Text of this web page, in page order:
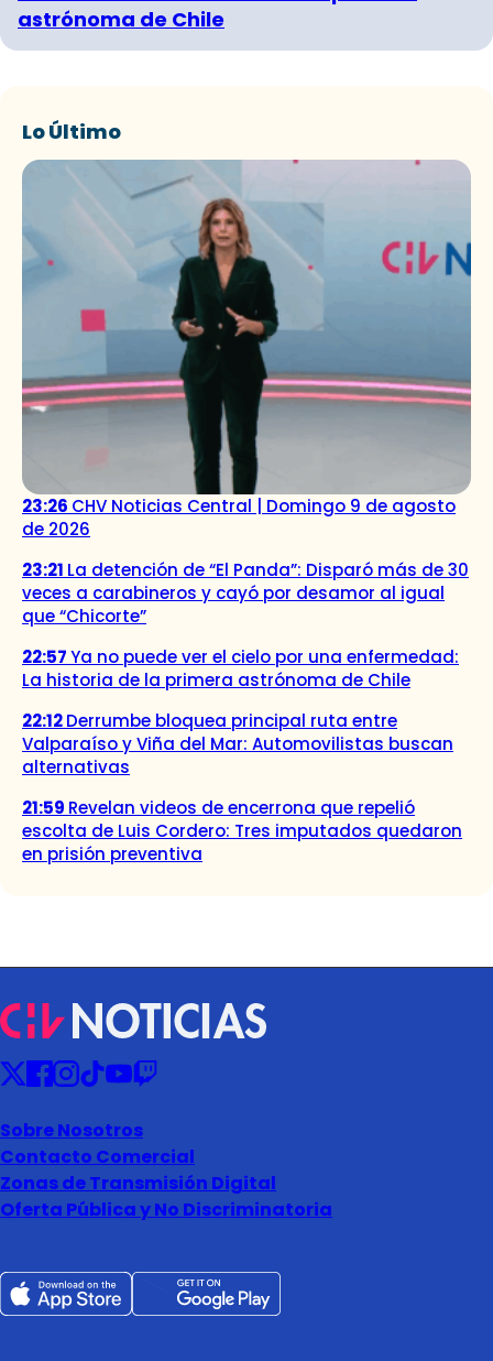
astrónoma de Chile
Lo Último
23:26 CHV Noticias Central | Domingo 9 de agosto
de 2026
23:21 La detención de “El Panda”: Disparó más de 30
veces a carabineros y cayó por desamor al igual
que “Chicorte”
22:57Ya no puede ver el cielo por una enfermedad:
La historia de la primera astrónoma de Chile
22:12Derrumbe bloquea principal ruta entre
Valparaíso y Viña del Mar: Automovilistas buscan
alternativas
21:59 Revelan videos de encerrona que repelió
escolta de Luis Cordero: Tres imputados quedaron
en prisión preventiva
Sobre Nosotros
Contacto Comercial
Zonas de Transmisión Digital
Oferta Pública y No Discriminatoria